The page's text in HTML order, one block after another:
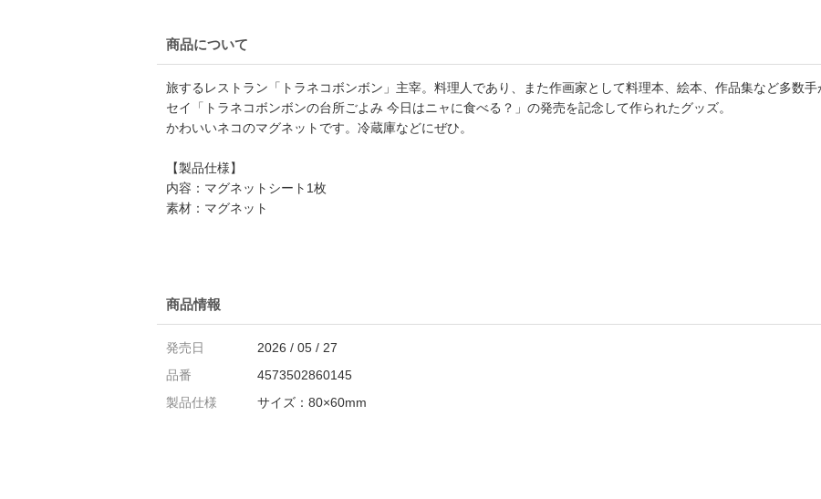
商品について
旅するレストラン「トラネコボンボン」主宰。料理人であり、また作画家として料理本、絵本、作品集など多数
セイ「トラネコボンボンの台所ごよみ 今日はニャに食べる？」の発売を記念して作られたグッズ。
かわいいネコのマグネットです。冷蔵庫などにぜひ。
【製品仕様】
内容：マグネットシート1枚
素材：マグネット
商品情報
発売日
2026 / 05 / 27
品番
4573502860145
製品仕様
サイズ：80×60mm